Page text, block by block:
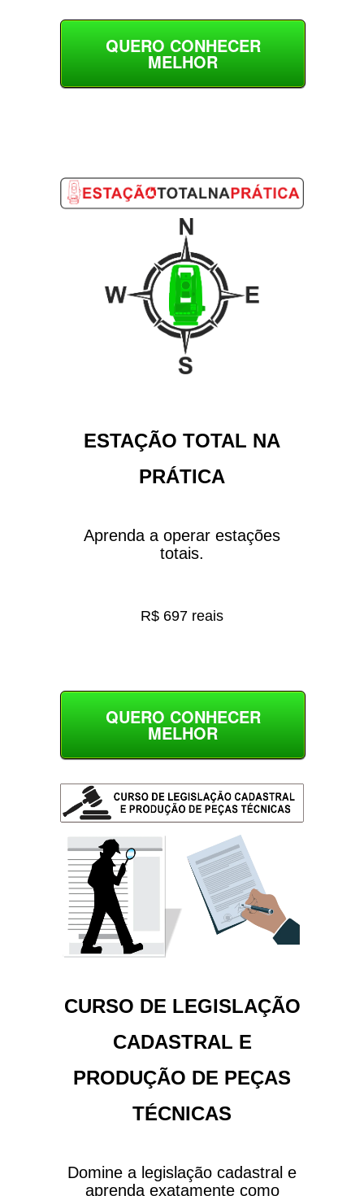
QUERO CONHECER
MELHOR
ESTAÇÃO TOTAL NA
PRÁTICA
Aprenda a operar estações
totais.
R$ 697 reais
QUERO CONHECER
MELHOR
CURSO DE LEGISLAÇÃO
CADASTRAL E
PRODUÇÃO DE PEÇAS
TÉCNICAS
Domine a legislação cadastral e
aprenda exatamente como